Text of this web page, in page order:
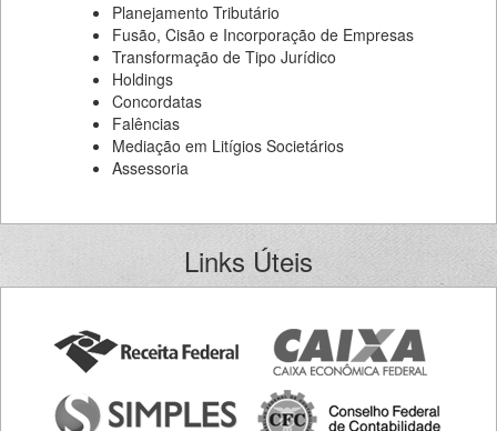
Planejamento Tributário
Fusão, Cisão e Incorporação de Empresas
Transformação de Tipo Jurídico
Holdings
Concordatas
Falências
Mediação em Litígios Societários
Assessoria
Links Úteis